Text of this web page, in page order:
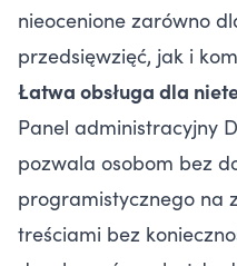
nieocenione zarówno
przedsięwzięć, jak i
Łatwa obsługa dla
Panel administracyjny
pozwala osobom bez
programistycznego na
treściami bez